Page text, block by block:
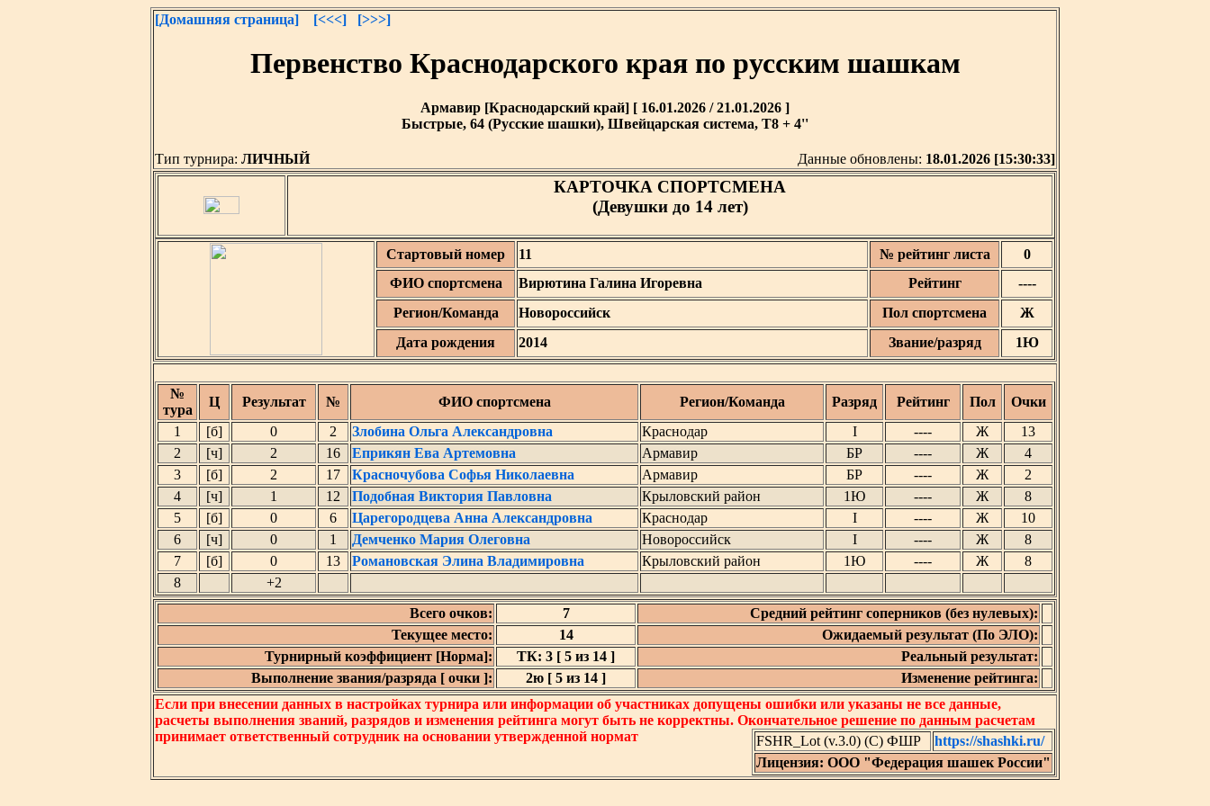
[Домашняя страница] [<<<] [>>>]
Первенство Краснодарского края по русским шашкам
Армавир [Краснодарский край] [ 16.01.2026 / 21.01.2026 ]
Быстрые, 64 (Русские шашки), Швейцарская система, T8 + 4''
Тип турнира: ЛИЧНЫЙ Данные обновлены: 18.01.2026 [15:30:33]
КАРТОЧКА СПОРТСМЕНА
(Девушки до 14 лет)
Стартовый номер 11 № рейтинг листа
0
ФИО спортсмена
Вирютина Галина Игоревна Рейтинг
----
Регион/Команда
Новороссийск Пол спортсмена
Ж
Дата рождения
2014 Звание/разряд 1Ю
№
тура
Ц Результат № ФИО спортсмена Регион/Команда Разряд Рейтинг Пол
Очки
1
[б] 0 2 Злобина Ольга Александровна Краснодар I ---- Ж
13
2
[ч] 2 16 Еприкян Ева Артемовна Армавир БР ---- Ж
4
3
[б] 2 17 Красночубова Софья Николаевна Армавир БР ---- Ж
2
4
[ч] 1 12 Подобная Виктория Павловна Крыловский район 1Ю ---- Ж
8
5
[б] 0 6 Царегородцева Анна Александровна Краснодар I ---- Ж
10
6
[ч] 0 1 Демченко Мария Олеговна Новороссийск I ---- Ж
8
7
[б] 0 13 Романовская Элина Владимировна Крыловский район 1Ю ---- Ж
8
8
+2
Всего очков:
7
Средний рейтинг соперников (без нулевых):
Текущее место:
14
Ожидаемый результат (По ЭЛО):
Турнирный коэффициент [Норма]:
ТК: 3 [ 5 из 14 ]
Реальный результат:
Выполнение звания/разряда [ очки ]:
2ю [ 5 из 14 ]
Изменение рейтинга:
Если при внесении данных в настройках турнира или информации об участниках допущены ошибки или указаны не все данные,
расчеты выполнения званий, разрядов и изменения рейтинга могут быть не корректны. Окончательное решение по данным расчетам
принимает ответственный сотрудник на основании утвержденной нормат
FSHR_Lot (v.3.0) (C) ФШР
https://shashki.ru/
Лицензия: ООО "Федерация шашек России"